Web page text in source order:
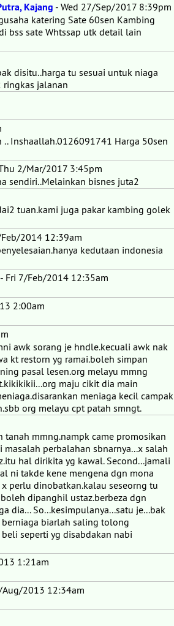
Kajang - Wed 27/Sep/2017 8:39pm
katering Sate 60sen Kambing
bss sate Whtssap utk detail lain
disitu..harga tu sesuai untuk niaga
ringkas jalanan
Inshaallah.0126091741 Harga 50sen
2/Mar/2017 3:45pm
sendiri..Melainkan bisnes juta2
tuan.kami juga pakar kambing golek
2014 12:39am
kedutaan indonesia
- Fri 7/Feb/2014 12:35am
2:00am
awk sorang je hndle.kecuali awk nak
kt restorn yg ramai.boleh simpan
pasal lesen.org melayu mmng
maju cikit dia main
meniaga kecil campak
org melayu cpt patah smngt.
mmng.nampk came promosikan
perbalahan sbnarnya...x salah
hal dirikita yg kawal. Second...jamali
ni takde kene mengena dgn mona
perlu dinobatkan.kalau seseorng tu
dipanghil ustaz.berbeza dgn
dia... So...kesimpulanya...satu je...bak
biarlah saling tolong
seperti yg disabdakan nabi
1:21am
Aug/2013 12:34am